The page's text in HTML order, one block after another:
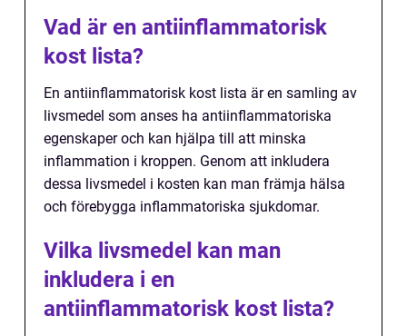
Vad är en antiinflammatorisk
kost lista?
En antiinflammatorisk kost lista är en samling av
livsmedel som anses ha antiinflammatoriska
egenskaper och kan hjälpa till att minska
inflammation i kroppen. Genom att inkludera
dessa livsmedel i kosten kan man främja hälsa
och förebygga inflammatoriska sjukdomar.
Vilka livsmedel kan man
inkludera i en
antiinflammatorisk kost lista?